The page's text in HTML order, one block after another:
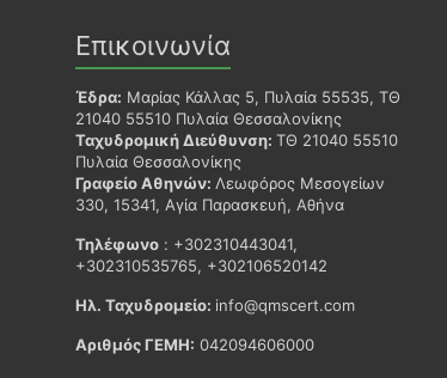
Επικοινωνία
Έδρα: Μαρίας Κάλλας 5, Πυλαία 55535, ΤΘ
21040 55510 Πυλαία Θεσσαλονίκης
Ταχυδρομική Διεύθυνση: ΤΘ 21040 55510
Πυλαία Θεσσαλονίκης
Γραφείο Αθηνών: Λεωφόρος Μεσογείων
330, 15341, Αγία Παρασκευή, Αθήνα
Τηλέφωνο : +302310443041,
+302310535765, +302106520142
Ηλ. Ταχυδρομείο: info@qmscert.com
Αριθμός ΓΕΜΗ: 042094606000